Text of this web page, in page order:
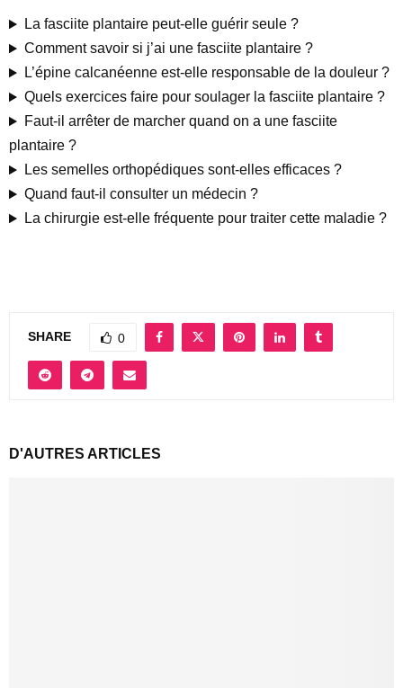
La fasciite plantaire peut-elle guérir seule ?
Comment savoir si j’ai une fasciite plantaire ?
L’épine calcanéenne est-elle responsable de la douleur ?
Quels exercices faire pour soulager la fasciite plantaire ?
Faut-il arrêter de marcher quand on a une fasciite
plantaire ?
Les semelles orthopédiques sont-elles efficaces ?
Quand faut-il consulter un médecin ?
La chirurgie est-elle fréquente pour traiter cette maladie ?
SHARE 0
D'AUTRES ARTICLES